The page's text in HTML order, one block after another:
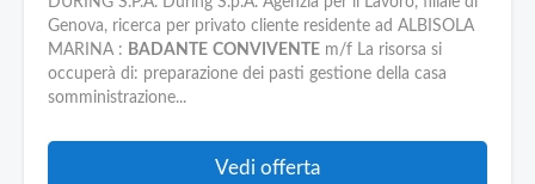
Genova, ricerca per privato cliente residente ad ALBISOLA
MARINA : BADANTE CONVIVENTE m/f La risorsa si
occuperà di: preparazione dei pasti gestione della casa
somministrazione...
Vedi offerta